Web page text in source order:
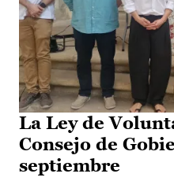
La Ley de
Consejo de
septiembre